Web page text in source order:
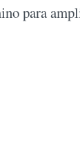
para